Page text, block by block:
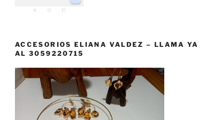
ACCESORIOS ELIANA VALDEZ – LLAMA YA
AL 3059220715